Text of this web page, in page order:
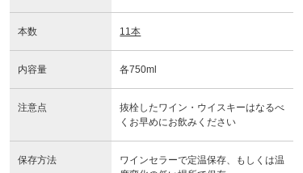
本数 11本
内容量 各750ml
注意点
抜栓したワイン・ウイスキーはなるべ
くお早めにお飲みください
保存方法
ワインセラーで定温保存、もしくは温